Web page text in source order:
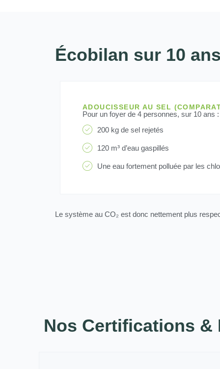
Écobilan sur 10
ADOUCISSEUR AU SEL
Pour un foyer de 4 personnes, sur 10 ans :
200 kg de sel rejetés
120 m³ d’eau gaspillés
Une eau fortement polluée par les
Le système au CO₂ est donc nettement plus
Nos Certifications &